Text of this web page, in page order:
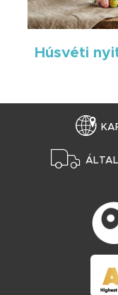
Húsvéti